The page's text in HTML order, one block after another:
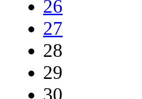
26
27
28
29
30